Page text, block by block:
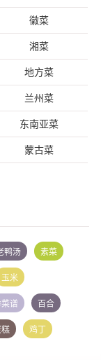
徽菜
湘菜
地方菜
兰州菜
东南亚菜
蒙古菜
鸭汤 素菜
玉米
菜谱 百合
糕 鸡丁